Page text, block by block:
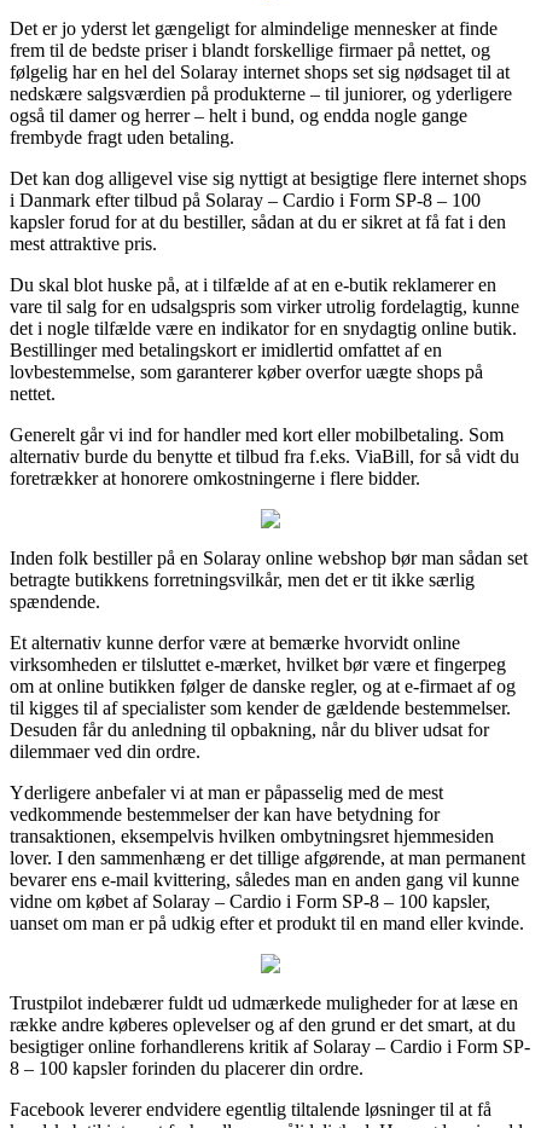
Det er jo yderst let gængeligt for almindelige mennesker at finde
frem til de bedste priser i blandt forskellige firmaer på nettet, og
følgelig har en hel del Solaray internet shops set sig nødsaget til at
nedskære salgsværdien på produkterne – til juniorer, og yderligere
også til damer og herrer – helt i bund, og endda nogle gange
frembyde fragt uden betaling.
Det kan dog alligevel vise sig nyttigt at besigtige flere internet shops
i Danmark efter tilbud på Solaray – Cardio i Form SP-8 – 100
kapsler forud for at du bestiller, sådan at du er sikret at få fat i den
mest attraktive pris.
Du skal blot huske på, at i tilfælde af at en e-butik reklamerer en
vare til salg for en udsalgspris som virker utrolig fordelagtig, kunne
det i nogle tilfælde være en indikator for en snydagtig online butik.
Bestillinger med betalingskort er imidlertid omfattet af en
lovbestemmelse, som garanterer køber overfor uægte shops på
nettet.
Generelt går vi ind for handler med kort eller mobilbetaling. Som
alternativ burde du benytte et tilbud fra f.eks. ViaBill, for så vidt du
foretrækker at honorere omkostningerne i flere bidder.
Inden folk bestiller på en Solaray online webshop bør man sådan set
betragte butikkens forretningsvilkår, men det er tit ikke særlig
spændende.
Et alternativ kunne derfor være at bemærke hvorvidt online
virksomheden er tilsluttet e-mærket, hvilket bør være et fingerpeg
om at online butikken følger de danske regler, og at e-firmaet af og
til kigges til af specialister som kender de gældende bestemmelser.
Desuden får du anledning til opbakning, når du bliver udsat for
dilemmaer ved din ordre.
Yderligere anbefaler vi at man er påpasselig med de mest
vedkommende bestemmelser der kan have betydning for
transaktionen, eksempelvis hvilken ombytningsret hjemmesiden
lover. I den sammenhæng er det tillige afgørende, at man permanent
bevarer ens e-mail kvittering, således man en anden gang vil kunne
vidne om købet af Solaray – Cardio i Form SP-8 – 100 kapsler,
uanset om man er på udkig efter et produkt til en mand eller kvinde.
Trustpilot indebærer fuldt ud udmærkede muligheder for at læse en
række andre køberes oplevelser og af den grund er det smart, at du
besigtiger online forhandlerens kritik af Solaray – Cardio i Form SP-
8 – 100 kapsler forinden du placerer din ordre.
Facebook leverer endvidere egentlig tiltalende løsninger til at få